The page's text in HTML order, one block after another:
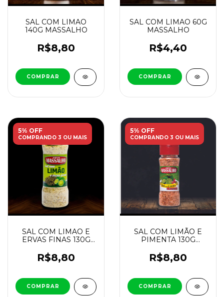
SAL COM LIMAO
140G MASSALHO
R$8,80
SAL COM LIMAO 60G
MASSALHO
R$4,40
5% OFF
COMPRANDO 3 OU MAIS
SAL COM LIMAO E
ERVAS FINAS 130G
R$8,80
5% OFF
COMPRANDO 3 OU MAIS
SAL COM LIMÃO E
PIMENTA 130G
R$8,80